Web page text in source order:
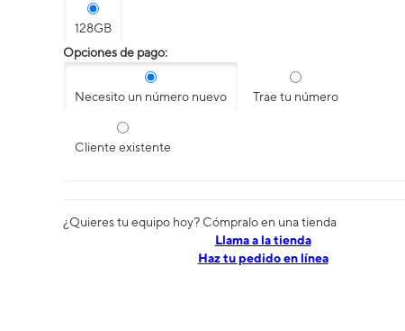
128GB
Opciones de pago:
Necesito un número nuevo Trae tu número
Cliente existente
¿Quieres tu equipo hoy? Cómpralo en una tienda
​​​​​​​Llama a la tienda
Haz tu pedido en línea